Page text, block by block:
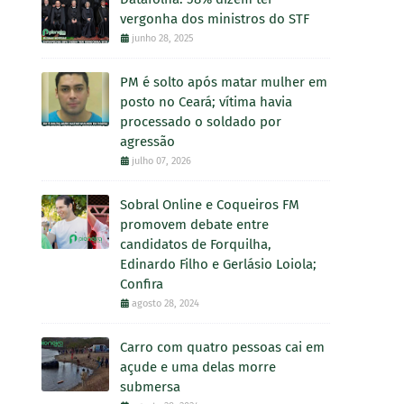
vergonha dos ministros do STF
junho 28, 2025
PM é solto após matar mulher em
posto no Ceará; vítima havia
processado o soldado por
agressão
julho 07, 2026
Sobral Online e Coqueiros FM
promovem debate entre
candidatos de Forquilha,
Edinardo Filho e Gerlásio Loiola;
Confira
agosto 28, 2024
Carro com quatro pessoas cai em
açude e uma delas morre
submersa